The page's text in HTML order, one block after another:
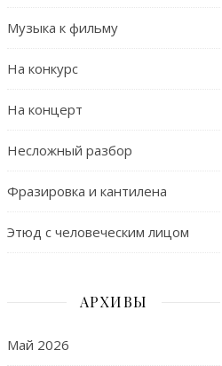
Музыка к фильму
На конкурс
На концерт
Несложный разбор
Фразировка и кантилена
Этюд с человеческим лицом
АРХИВЫ
Май 2026